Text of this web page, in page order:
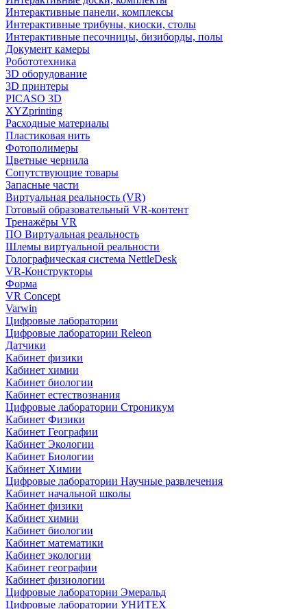
Интерактивные панели, комплексы
Интерактивные трибуны, киоски, столы
Интерактивные песочницы, бизиборды, полы
Документ камеры
Робототехника
3D оборудование
3D принтеры
PICASO 3D
XYZprinting
Расходные материалы
Пластиковая нить
Фотополимеры
Цветные чернила
Сопутствующие товары
Запасные части
Виртуальная реальность (VR)
Готовый образовательный VR-контент
Тренажёры VR
ПО Виртуальная реальность
Шлемы виртуальной реальности
Голографическая система NettleDesk
VR-Конструкторы
Форма
VR Concept
Varwin
Цифровые лаборатории
Цифровые лаборатории Releon
Датчики
Кабинет физики
Кабинет химии
Кабинет биологии
Кабинет естествознания
Цифровые лаборатории Строникум
Кабинет Физики
Кабинет Географии
Кабинет Экологии
Кабинет Биологии
Кабинет Химии
Цифровые лаборатории Научные развлечения
Кабинет начальной школы
Кабинет физики
Кабинет химии
Кабинет биологии
Кабинет математики
Кабинет экологии
Кабинет географии
Кабинет физиологии
Цифровые лаборатории Эмеральд
Цифровые лаборатории УНИТЕХ